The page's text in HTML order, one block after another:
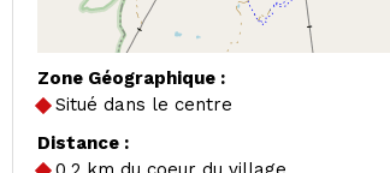
Zone Géographique :
Situé dans le centre
Distance :